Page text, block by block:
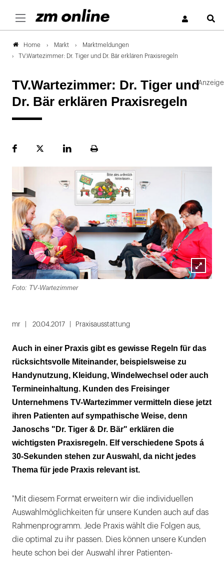
Home Markt
Marktmeldungen
TV.Wartezimmer: Dr. Tiger und Dr. Bär erklären Praxisregeln
TV.Wartezimmer: Dr. Tiger und
Dr. Bär erklären Praxisregeln
FacebookPlattformLinekdInSeite
Lightbox
Foto: TV-Wartezimmer
mr 20.04.2017 Praxisausstattung
Auch in einer Praxis gibt es gewisse Regeln für das
rücksichtsvolle Miteinander, beispielsweise zu
Handynutzung, Kleidung, Windelwechsel oder auch
Termineinhaltung. Kunden des Freisinger
Unternehmens TV-Wartezimmer vermitteln diese jetzt
ihren Patienten auf sympathische Weise, denn
Janoschs "Dr. Tiger & Dr. Bär" erklären die
wichtigsten Praxisregeln. Elf verschiedene Spots á
30-Sekunden stehen zur Auswahl, da nicht jedes
Thema für jede Praxis relevant ist.
"Mit diesem Format erweitern wir die individuellen
Auswahlmöglichkeiten für unsere Kunden auch auf das
Rahmenprogramm. Jede Praxis wählt die Folgen aus,
die optimal zu ihr passen. Dies können unsere Kunden
heute schon bei der Auswahl ihrer Patienten-